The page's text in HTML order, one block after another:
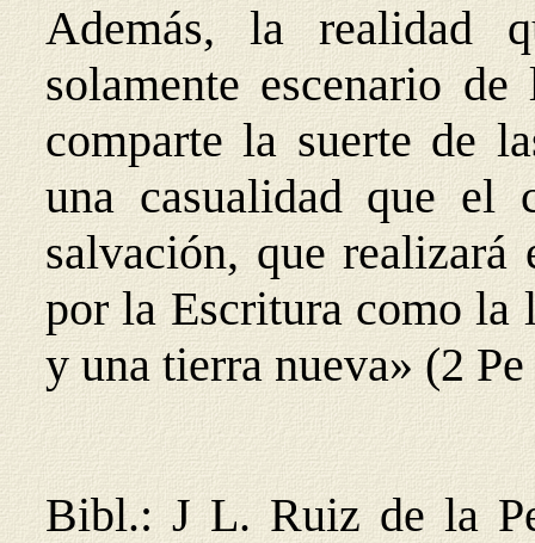
Además, la realidad
solamente escenario
comparte la suerte de
una casualidad que el
salvación, que
por la Escritura como la
y una tierra nueva» (2
Bibl.: J L. Ruiz de la